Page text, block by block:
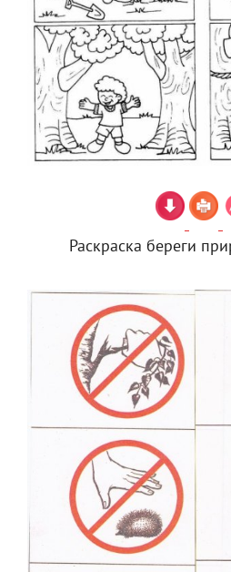
Раскраска береги